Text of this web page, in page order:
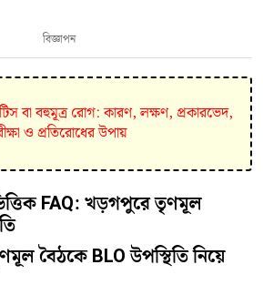
বিজ্ঞাপন
বা বহুমূত্র রোগ: কারণ, লক্ষণ, প্রকারভেদ,
ও প্রতিরোধের উপায়
FAQ: খড়গপুরে তৃণমূল
বৈঠকে BLO উপস্থিতি নিয়ে